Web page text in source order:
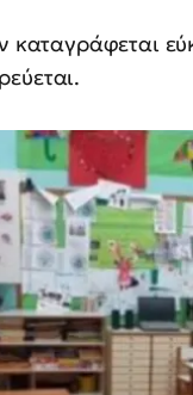
καταγράφεται